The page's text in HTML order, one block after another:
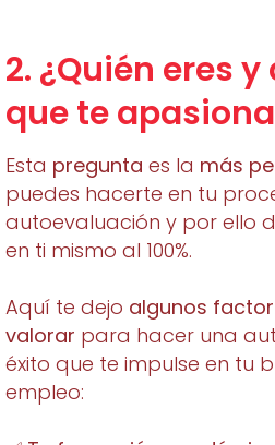
2. ¿Quién eres y
que te
Esta pregunta es la más
puedes hacerte en tu
autoevaluación y por ello
en ti mismo al 100%.
Aquí te dejo algunos
valorar para hacer una
éxito que te impulse en tu
empleo: